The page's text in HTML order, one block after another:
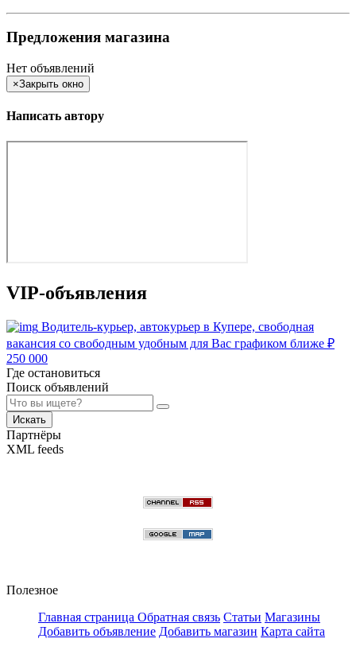
Предложения магазина
Нет объявлений
×Закрыть окно
Написать автору
VIP-объявления
Водитель-курьер, автокурьер в Купере, свободная
вакансия со свободным удобным для Вас графиком ближе ₽
250 000
Где остановиться
Поиск объявлений
Искать
Партнёры
XML feeds
Полезное
Главная страница Обратная связь Статьи Магазины
Добавить объявление Добавить магазин Карта сайта